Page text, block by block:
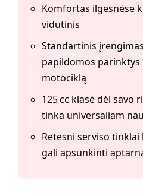
Komfortas ilgesnėse
vidutinis
Standartinis
papildomos parinktys
motociklą
125 cc klasė dėl savo
tinka universaliam
Retesni serviso
gali apsunkinti